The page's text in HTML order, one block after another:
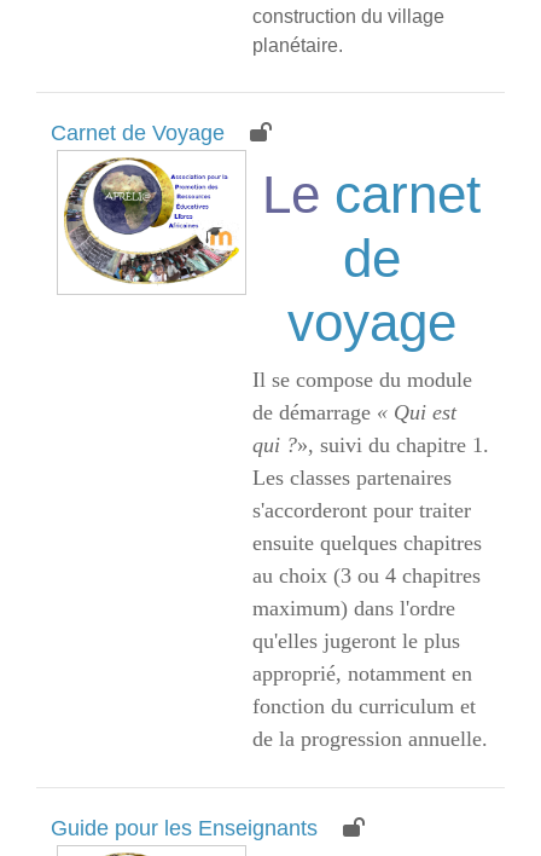
construction du village
planétaire.
Carnet de Voyage
Le carnet
de
voyage
Il se compose du module
de démarrage « Qui est
qui ?», suivi du chapitre 1.
Les classes partenaires
s'accorderont pour traiter
ensuite quelques chapitres
au choix (3 ou 4 chapitres
maximum) dans l'ordre
qu'elles jugeront le plus
approprié, notamment en
fonction du curriculum et
de la progression annuelle.
Guide pour les Enseignants